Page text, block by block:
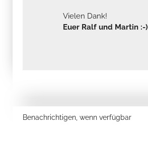
Vielen Dank!
Euer Ralf und Martin :-)
Benachrichtigen, wenn verfügbar